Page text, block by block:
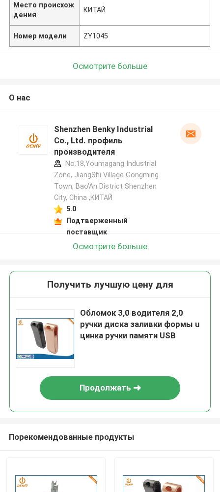
Место происхож
дения
КИТАЙ
Номер модели ZY1045
Осмотрите больше
О нас
Shenzhen Benky Industrial
Co., Ltd. профиль
производителя
No.18,Youmagang Industrial
Zone, JiangShi Village Gongming
Town, Bao'An District Shenzhen
City, China ,КИТАЙ
5.0
Подтверженный
поставщик
Осмотрите больше
Получить лучшую цену для
Обломок 3,0 водителя 2,0
ручки диска заливки формы u
цинка ручки памяти USB
Продолжать
Порекомендованные продукты